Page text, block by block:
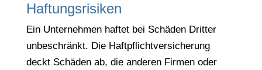
Haftungsrisiken
Ein Unternehmen haftet bei Schäden Dritter
unbeschränkt. Die Haftpflichtversicherung
deckt Schäden ab, die anderen Firmen oder